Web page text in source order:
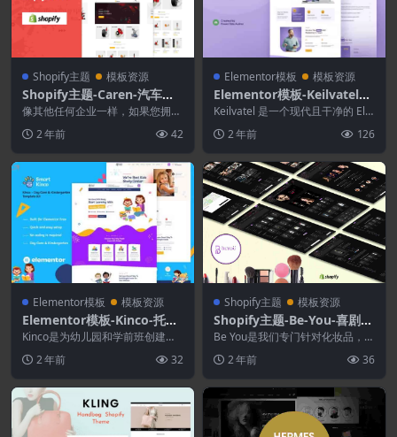
Shopify主题 模板资源
Shopify主题-Caren-汽车配
件.汽车配件Shopify主题
像其他任何企业一样，如果您拥有
客户列表以获取更多利...
2 年前 42
Elementor模板 模板资源
Elementor模板-Keilvatel–S
EO和数字营销机构Element
or模板工具包
Keilvatel 是一个现代且干净的 Ele
2 年前 126
Elementor模板 模板资源
Elementor模板-Kinco-托班,
早教中心,幼儿园网站模板
Kinco是为幼儿园和学前班创建的
所、学前班、在家...
2 年前 32
Shopify主题 模板资源
Shopify主题-Be-You-喜剧类
Shopify主题
Be You是我们专门针对化妆品，保
y主题。...
2 年前 36